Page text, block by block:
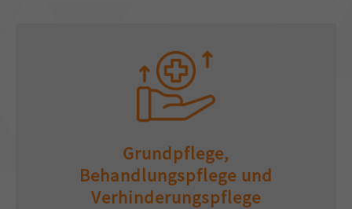
Grundpflege,
Behandlungspflege und
Verhinderungspflege